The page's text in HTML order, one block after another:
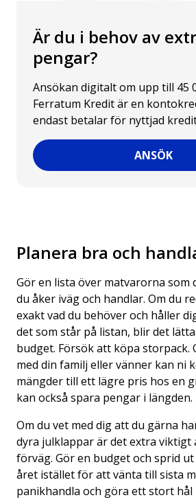
Är du i behov av
pengar?
Ansökan digitalt om upp till 45
Ferratum Kredit är en
endast betalar för nyttjad
ANSÖK
Planera bra och
Gör en lista över matvarorna som
du åker iväg och handlar. Om du
exakt vad du behöver och håller
det som står på listan, blir det
budget. Försök att köpa storpack.
med din familj eller vänner kan ni
mängder till ett lägre pris hos en
kan också spara pengar i längden.
Om du vet med dig att du gärna
dyra julklappar är det extra viktigt
förväg. Gör en budget och sprid
året istället för att vänta till sista
panikhandla och göra ett stort hål